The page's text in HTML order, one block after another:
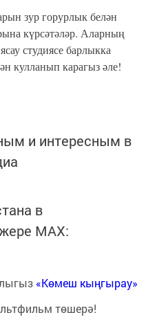
зур горурлык белән
күрсәтәләр. Аларның
студиясе барлыкка
кулланып карагыз әле!
и интересным в
в
MАХ:
«Көмеш кыңгырау»